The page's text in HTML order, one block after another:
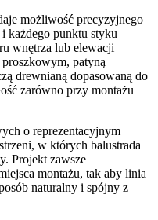
możliwość precyzyjnego
każdego punktu styku
wnętrza lub elewacji
patyną
drewnianą dopasowaną do
zarówno przy montażu
o reprezentacyjnym
w których balustrada
Projekt zawsze
montażu, tak aby linia
naturalny i spójny z